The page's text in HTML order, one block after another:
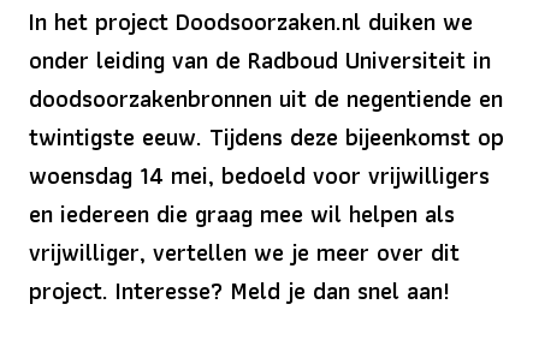
In het project Doodsoorzaken.nl duiken we
onder leiding van de Radboud Universiteit in
doodsoorzakenbronnen uit de negentiende en
twintigste eeuw. Tijdens deze bijeenkomst op
woensdag 14 mei, bedoeld voor vrijwilligers
en iedereen die graag mee wil helpen als
vrijwilliger, vertellen we je meer over dit
project. Interesse? Meld je dan snel aan!